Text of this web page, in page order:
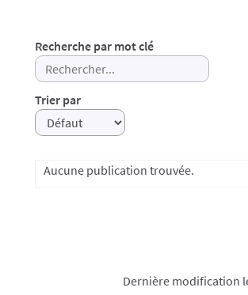
Recherche par mot clé
Trier par
Aucune publication trouvée.
Dernière modification